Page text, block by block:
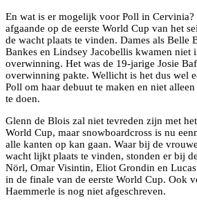
En wat is er mogelijk voor Poll in
afgaande op de eerste World Cup van het
de wacht plaats te vinden. Dames als Belle
Bankes en Lindsey Jacobellis kwamen niet
overwinning. Het was de 19-jarige Josie
overwinning pakte. Wellicht is het dus wel
Poll om haar debuut te maken en niet
te doen.
Glenn de Blois zal niet tevreden zijn met
World Cup, maar snowboardcross is nu
alle kanten op kan gaan. Waar bij de
wacht lijkt plaats te vinden, stonden er bij
Nörl, Omar Visintin, Eliot Grondin en
in de finale van de eerste World Cup. Ook
Haemmerle is nog niet afgeschreven.